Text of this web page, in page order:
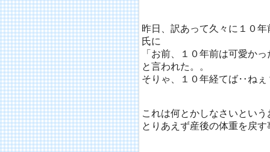
昨日、訳あって久々に１０
氏に
「お前、１０年前は可愛か
と言われた。。
そりゃ、１０年経てば‥ねぇ
これは何とかしなさいとい
とりあえず産後の体重を戻